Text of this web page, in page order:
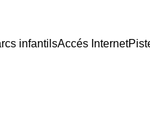
infantilsAccés Internet